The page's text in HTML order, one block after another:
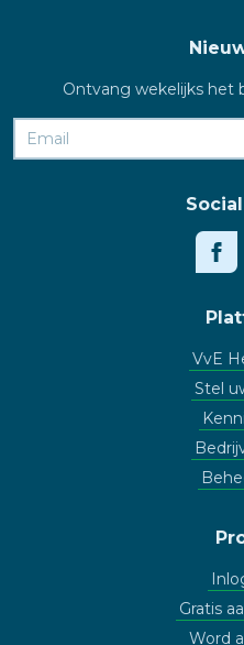
Ontvang wekelijks het
VvE
Stel
Gratis
Word